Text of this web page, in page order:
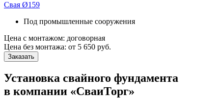
Свая Ø159
Под промышленные сооружения
Цена с монтажом: договорная
Цена без монтажа: от 5 650 руб.
Заказать
Установка свайного фундамента
в компании «СваиТорг»